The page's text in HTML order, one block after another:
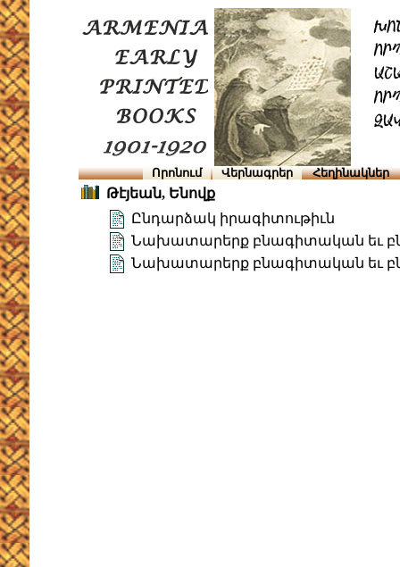
Որոնում Վերնագրեր Հեղինակներ
Թէյեան, Ենովք
Ընդարձակ իրագիտութիւն
Նախատարերք բնագիտական եւ
Նախատարերք բնագիտական եւ